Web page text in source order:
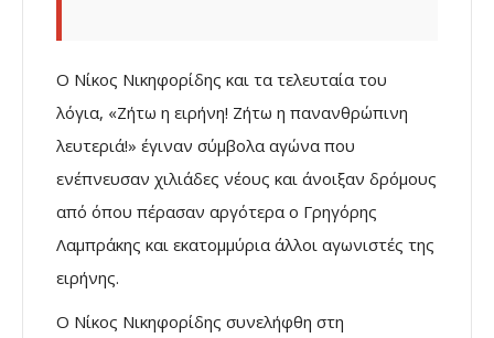
Ο Νίκος Νικηφορίδης και τα τελευταία του
λόγια, «Ζήτω η ειρήνη! Ζήτω η πανανθρώπινη
λευτεριά!» έγιναν σύμβολα αγώνα που
ενέπνευσαν χιλιάδες νέους και άνοιξαν δρόμους
από όπου πέρασαν αργότερα ο Γρηγόρης
Λαμπράκης και εκατομμύρια άλλοι αγωνιστές της
ειρήνης.
Ο Νίκος Νικηφορίδης συνελήφθη στη